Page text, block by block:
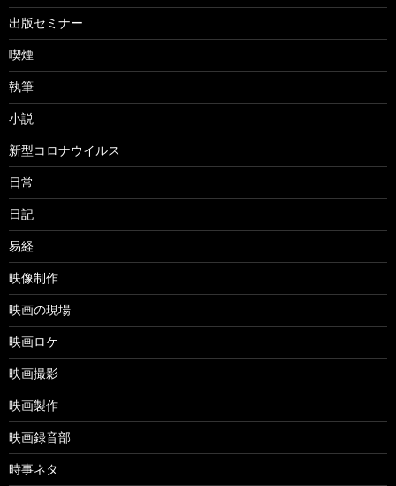
出版セミナー
喫煙
執筆
小説
新型コロナウイルス
日常
日記
易経
映像制作
映画の現場
映画ロケ
映画撮影
映画製作
映画録音部
時事ネタ